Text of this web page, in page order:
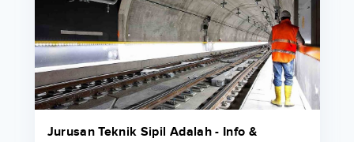
Jurusan Teknik Sipil Adalah - Info &